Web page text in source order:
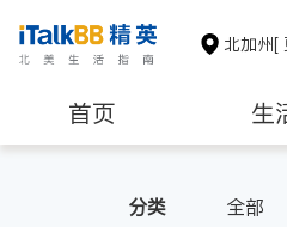
北加州[
首页 生
分类 全部